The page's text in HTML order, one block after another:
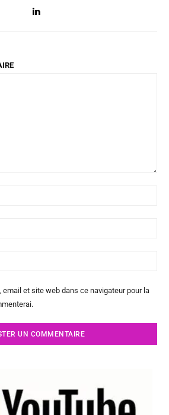
email et site web dans ce navigateur pour la